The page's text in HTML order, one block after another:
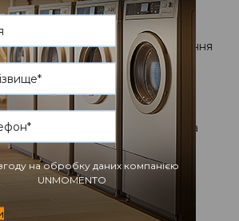
Бережне
прасування
Екологічна
упаковка
на обробку даних компанією
UNMOMENTO